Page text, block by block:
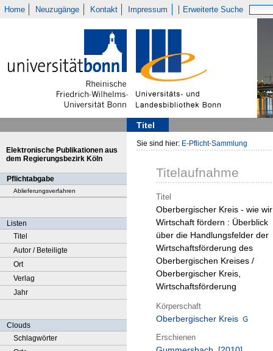
Home Neuzugänge Kontakt Impressum Erweiterte Suche
Titel
Elektronische Publikationen aus
dem Regierungsbezirk Köln
Pflichtabgabe
Ablieferungsverfahren
Listen
Titel
Autor / Beteiligte
Ort
Verlag
Jahr
Clouds
Schlagwörter
Sie sind hier: E-Pflicht-Sammlung
Titelaufnahme
Titel
Oberbergischer Kreis - wie wir
Wirtschaft fördern : Überblick
über die Handlungsfelder der
Wirtschaftsförderung des
Oberbergischen Kreises /
Oberbergischer Kreis,
Wirtschaftsförderung
Körperschaft
Oberbergischer Kreis
Erschienen